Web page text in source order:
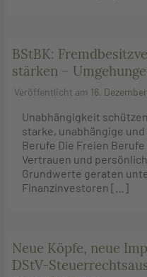
BStBK:
stärken –
Veröffentlicht am 16.
Unabhängigkeit
starke, unabhängige
Berufe Die Freien
Vertrauen und
Grundwerte geraten
Finanzinvestoren […]
Neue Köpfe, neue
DStV-